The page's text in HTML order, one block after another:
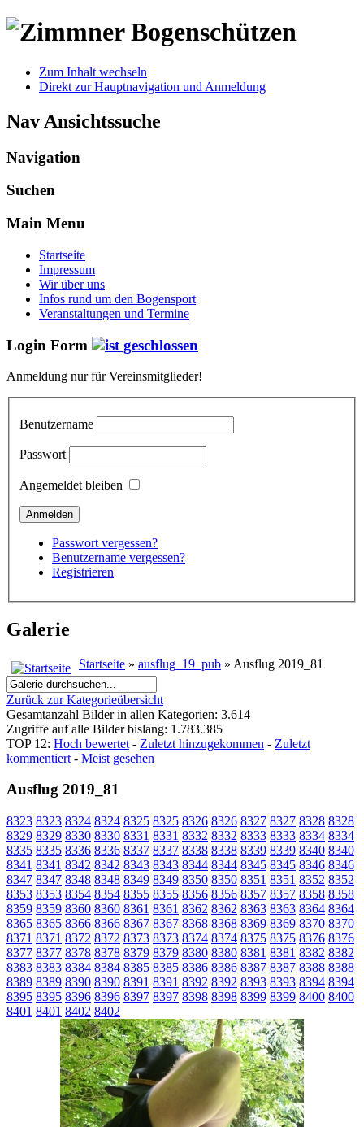
Zum Inhalt wechseln
Direkt zur Hauptnavigation und Anmeldung
Nav Ansichtssuche
Navigation
Suchen
Main Menu
Startseite
Impressum
Wir über uns
Infos rund um den Bogensport
Veranstaltungen und Termine
Login Form
Anmeldung nur für Vereinsmitglieder!
Benutzername
Passwort
Angemeldet bleiben
Passwort vergessen?
Benutzername vergessen?
Registrieren
Galerie
Startseite » ausflug_19_pub » Ausflug 2019_81
Zurück zur Kategorieübersicht
Gesamtanzahl Bilder in allen Kategorien: 3.614
Zugriffe auf alle Bilder bislang: 1.783.385
TOP 12: Hoch bewertet - Zuletzt hinzugekommen - Zuletzt
kommentiert - Meist gesehen
Ausflug 2019_81
8323 8323 8324 8324 8325 8325 8326 8326 8327 8327 8328 8328
8329 8329 8330 8330 8331 8331 8332 8332 8333 8333 8334 8334
8335 8335 8336 8336 8337 8337 8338 8338 8339 8339 8340 8340
8341 8341 8342 8342 8343 8343 8344 8344 8345 8345 8346 8346
8347 8347 8348 8348 8349 8349 8350 8350 8351 8351 8352 8352
8353 8353 8354 8354 8355 8355 8356 8356 8357 8357 8358 8358
8359 8359 8360 8360 8361 8361 8362 8362 8363 8363 8364 8364
8365 8365 8366 8366 8367 8367 8368 8368 8369 8369 8370 8370
8371 8371 8372 8372 8373 8373 8374 8374 8375 8375 8376 8376
8377 8377 8378 8378 8379 8379 8380 8380 8381 8381 8382 8382
8383 8383 8384 8384 8385 8385 8386 8386 8387 8387 8388 8388
8389 8389 8390 8390 8391 8391 8392 8392 8393 8393 8394 8394
8395 8395 8396 8396 8397 8397 8398 8398 8399 8399 8400 8400
8401 8401 8402 8402